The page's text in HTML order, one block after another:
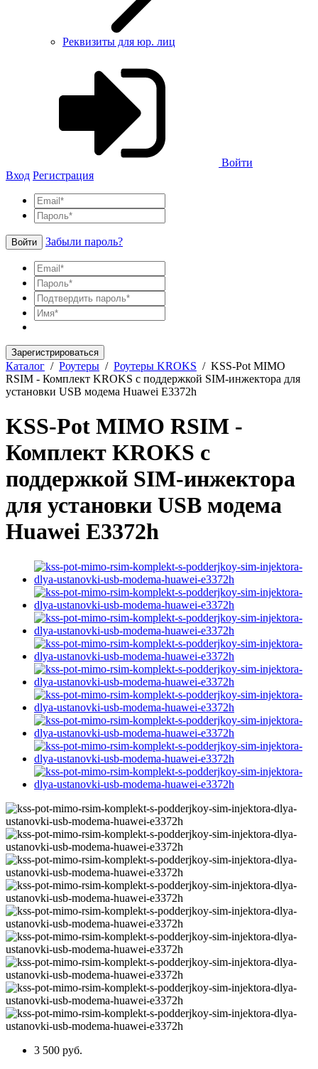
Реквизиты для юр. лиц
Войти
Вход Регистрация
Войти Забыли пароль?
Зарегистрироваться
Каталог / Роутеры / Роутеры KROKS / KSS-Pot MIMO
RSIM - Комплект KROKS с поддержкой SIM-инжектора для
установки USB модема Huawei E3372h
KSS-Pot MIMO RSIM -
Комплект KROKS с
поддержкой SIM-инжектора
для установки USB модема
Huawei E3372h
3 500 руб.